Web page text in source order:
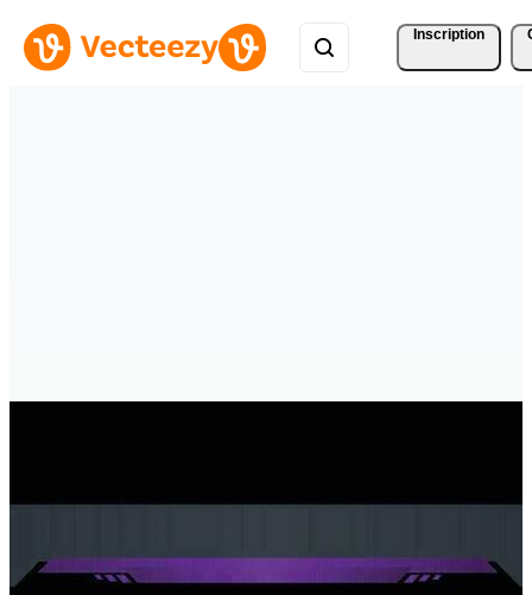
Inscription